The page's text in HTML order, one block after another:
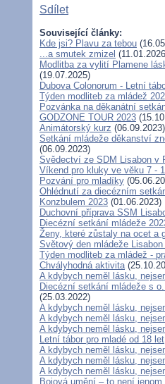
Sdílet
Související články:
Kde jsi? Plavu za tebou
...a smutek zmizel
Modlitba za vylití Plamene
(19.07.2025)
Dubova Colonorum - Letní
Týden modliteb za mládež
Pozvánka na děkanátní
GODZONE TOUR 2023
Animátorský kurz (06.09.2023)
Setkání mládeže děkanství
(06.09.2023)
Svědectví ze SDM Lisabon v
Víkend pro kluky ve věku 7 -
Pozvání pro mladíky
Ohlédnutí za diecézním
Konzbulem 2023 (01.06.2023)
Duchovní příprava SSM
Diecézní setkání mládeže
Ženy, které zůstaly na ocet a
Světový den mládeže
Týden modliteb za mládež -
Chvályhodná aktivita
A kdybych neměl lásku,
Diecézní setkání mládeže s
(25.03.2022)
A kdybych neměl lásku,
A kdybych neměl lásku,
A kdybych neměl lásku,
Letní tábor pro mladé od 18 let
A kdybych neměl lásku,
A kdybych neměl lásku,
A kdybych neměl lásku,
Bojová umění – to není jenom